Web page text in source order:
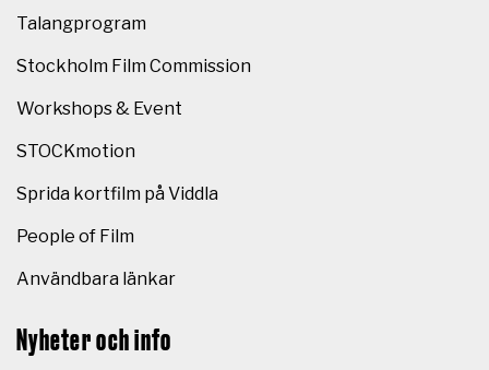
Talangprogram
Stockholm Film Commission
Workshops & Event
STOCKmotion
Sprida kortfilm på Viddla
People of Film
Användbara länkar
Nyheter och info